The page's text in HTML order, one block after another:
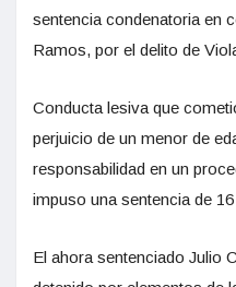
sentencia condenatoria en
Ramos, por el delito de
Conducta lesiva que
perjuicio de un menor de
responsabilidad en un
impuso una sentencia de
El ahora sentenciado Julio